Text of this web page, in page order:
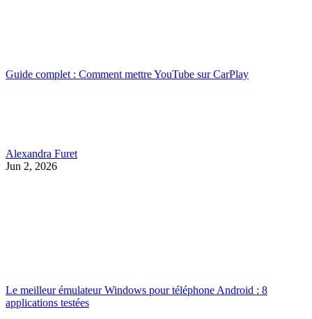
Guide complet : Comment mettre YouTube sur CarPlay
Alexandra Furet
Jun 2, 2026
Le meilleur émulateur Windows pour téléphone Android : 8
applications testées